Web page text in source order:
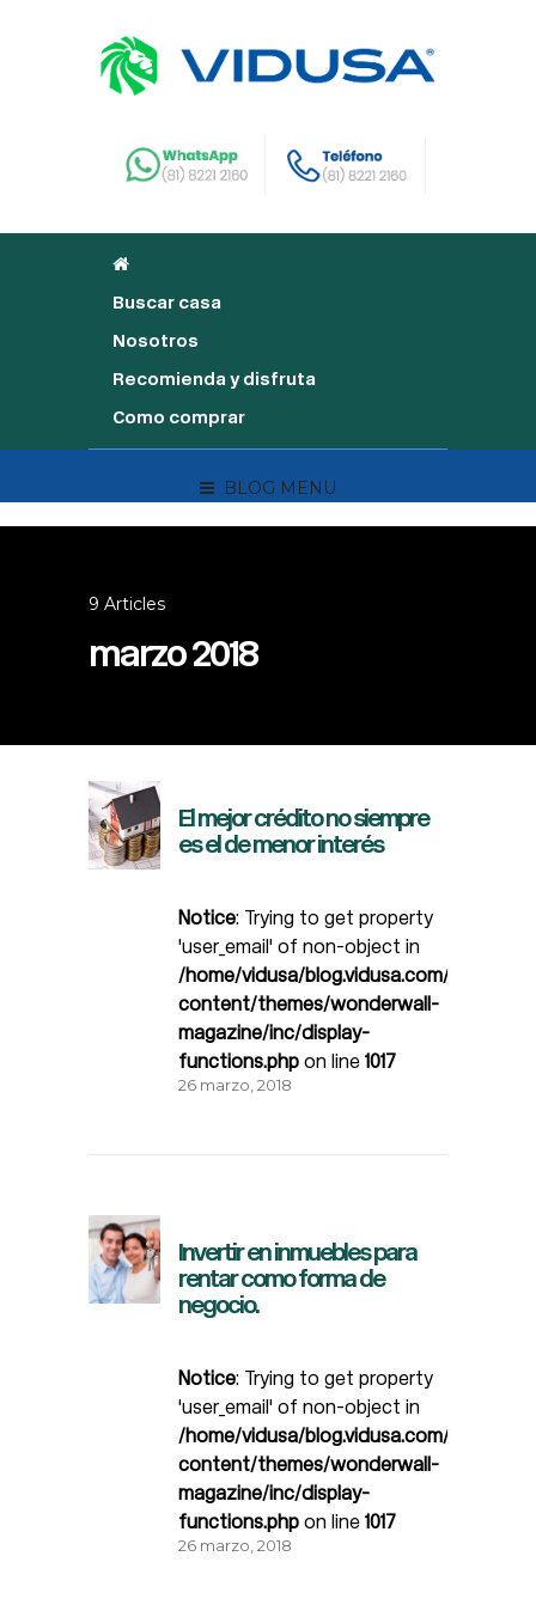
Buscar casa
Nosotros
Recomienda y disfruta
Como comprar
BLOG MENU
9 Articles
marzo 2018
El mejor crédito no siempre
es el de menor interés
Notice: Trying to get property
'user_email' of non-object in
/home/vidusa/blog.vidusa.com/wp-
content/themes/wonderwall-
magazine/inc/display-
functions.php on line 1017
26 marzo, 2018
Invertir en inmuebles para
rentar como forma de
negocio.
Notice: Trying to get property
'user_email' of non-object in
/home/vidusa/blog.vidusa.com/wp-
content/themes/wonderwall-
magazine/inc/display-
functions.php on line 1017
26 marzo, 2018